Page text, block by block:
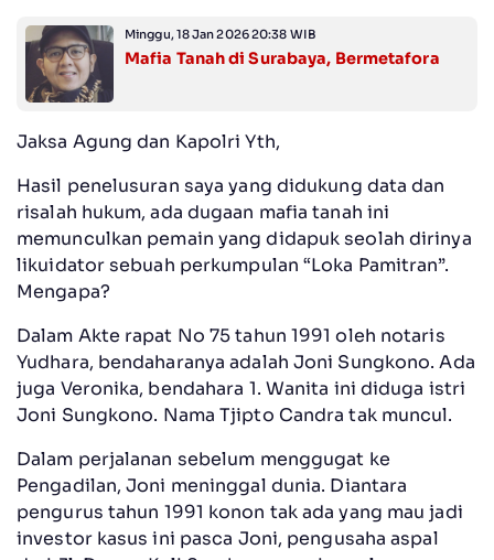
Minggu, 18 Jan 2026 20:38 WIB
Mafia Tanah di Surabaya, Bermetafora
Jaksa Agung dan Kapolri Yth,
Hasil penelusuran saya yang didukung data dan
risalah hukum, ada dugaan mafia tanah ini
memunculkan pemain yang didapuk seolah dirinya
likuidator sebuah perkumpulan “Loka Pamitran”.
Mengapa?
Dalam Akte rapat No 75 tahun 1991 oleh notaris
Yudhara, bendaharanya adalah Joni Sungkono. Ada
juga Veronika, bendahara 1. Wanita ini diduga istri
Joni Sungkono. Nama Tjipto Candra tak muncul.
Dalam perjalanan sebelum menggugat ke
Pengadilan, Joni meninggal dunia. Diantara
pengurus tahun 1991 konon tak ada yang mau jadi
investor kasus ini pasca Joni, pengusaha aspal